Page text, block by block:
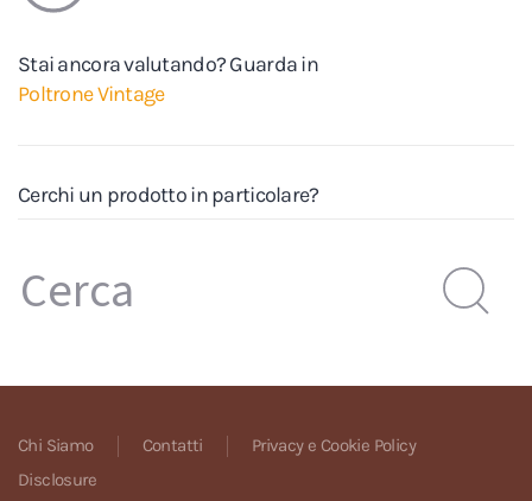
Stai ancora valutando? Guarda in
Poltrone Vintage
Cerchi un prodotto in particolare?
Chi Siamo Contatti
Privacy e Cookie Policy
Disclosure